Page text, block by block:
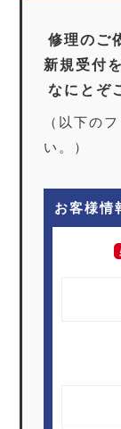
修理のご
新規受付
なにとぞ
（以下の
い。）
お客様情